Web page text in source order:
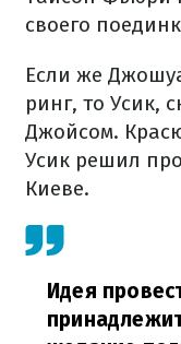
своего
Если же
ринг, то Усик,
Джойсом.
Усик решил
Киеве.
Идея